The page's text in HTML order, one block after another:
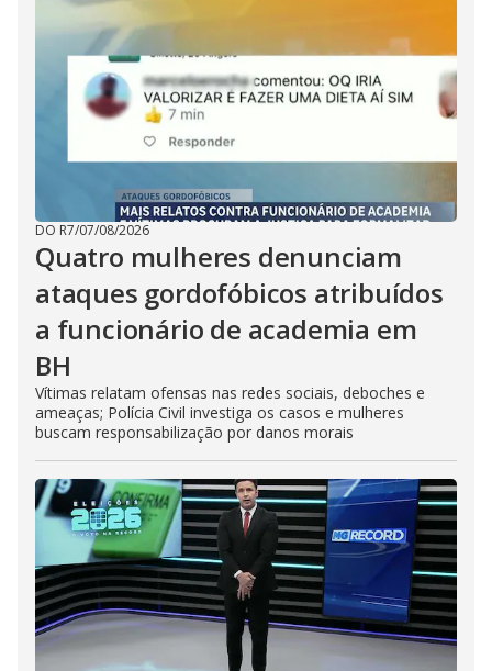
DO R7/07/08/2026
Quatro mulheres denunciam
ataques gordofóbicos atribuídos
a funcionário de academia em
BH
Vítimas relatam ofensas nas redes sociais, deboches e
ameaças; Polícia Civil investiga os casos e mulheres
buscam responsabilização por danos morais